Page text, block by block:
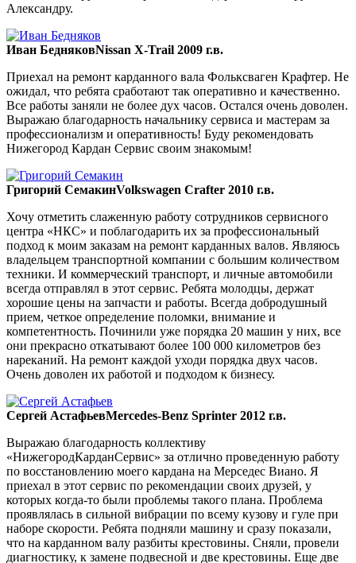
Александру.
Иван БедняковNissan X-Trail 2009 г.в.
Приехал на ремонт карданного вала Фольксваген Крафтер. Не
ожидал, что ребята сработают так оперативно и качественно.
Все работы заняли не более дух часов. Остался очень доволен.
Выражаю благодарность начальнику сервиса и мастерам за
профессионализм и оперативность! Буду рекомендовать
Нижегород Кардан Сервис своим знакомым!
Григорий СемакинVolkswagen Crafter 2010 г.в.
Хочу отметить слаженную работу сотрудников сервисного
центра «НКС» и поблагодарить их за профессиональный
подход к моим заказам на ремонт карданных валов. Являюсь
владельцем транспортной компании с большим количеством
техники. И коммерческий транспорт, и личные автомобили
всегда отправлял в этот сервис. Ребята молодцы, держат
хорошие цены на запчасти и работы. Всегда добродушный
прием, четкое определение поломки, внимание и
компетентность. Починили уже порядка 20 машин у них, все
они прекрасно откатывают более 100 000 километров без
нареканий. На ремонт каждой уходи порядка двух часов.
Очень доволен их работой и подходом к бизнесу.
Сергей АстафьевMercedes-Benz Sprinter 2012 г.в.
Выражаю благодарность коллективу
«НижегородКарданСервис» за отлично проведенную работу
по восстановлению моего кардана на Мерседес Виано. Я
приехал в этот сервис по рекомендации своих друзей, у
которых когда-то были проблемы такого плана. Проблема
проявлялась в сильной вибрации по всему кузову и гуле при
наборе скорости. Ребята подняли машину и сразу показали,
что на карданном валу разбиты крестовины. Сняли, провели
диагностику, к замене подвесной и две крестовины. Еще две